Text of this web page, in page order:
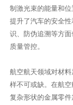
制激光束的能量和
提升了汽车的安全
识、防伪追溯等方
质量管控。
航空航天领域对材
样不可或缺。在航
复杂形状的金属零